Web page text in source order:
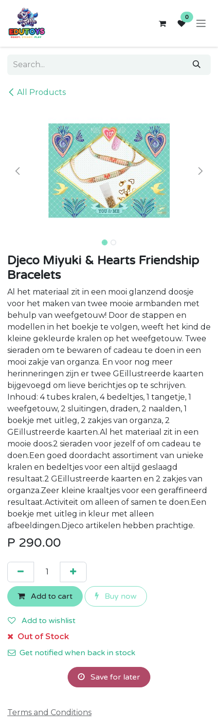
Skip to Content
0
All Products
Djeco Miyuki & Hearts Friendship
Bracelets
Al het materiaal zit in een mooi glanzend doosje
voor het maken van twee mooie armbanden met
behulp van weefgetouw! Door de stappen en
modellen in het boekje te volgen, weeft het kind de
kleine gekleurde kralen op het weefgetouw. Twee
sieraden om te bewaren of cadeau te doen in een
mooi zakje van organza. En voor nog meer
herinneringen zijn er twee GEïllustreerde kaarten
bijgevoegd om lieve berichtjes op te schrijven.
Inhoud: 4 tubes kralen, 4 bedeltjes, 1 tangetje, 1
weefgetouw, 2 sluitingen, draden, 2 naalden, 1
boekje met uitleg, 2 zakjes van organza, 2
GEïllustreerde kaarten.Al het materiaal zit in een
mooie doos.2 sieraden voor jezelf of om cadeau te
doen.Een goed doordacht assortiment van unieke
kralen en bedeltjes voor een altijd geslaagd
resultaat.2 GEïllustreerde kaarten en 2 zakjes van
organza.Zeer kleine kraaltjes voor een geraffineerd
resultaat.Activiteit om alleen of samen te doen.Een
boekje met uitleg in kleur met alleen
afbeeldingen.Djeco artikelen hebben prachtige.
P 290.00
Add to cart Buy now
Add to wishlist
Out of Stock
Get notified when back in stock
Save for later
Terms and Conditions